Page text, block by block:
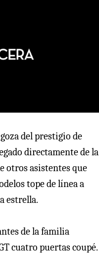
del prestigio de
directamente de la
otros asistentes que
tope de línea a
estrella.
de la familia
cuatro puertas coupé.